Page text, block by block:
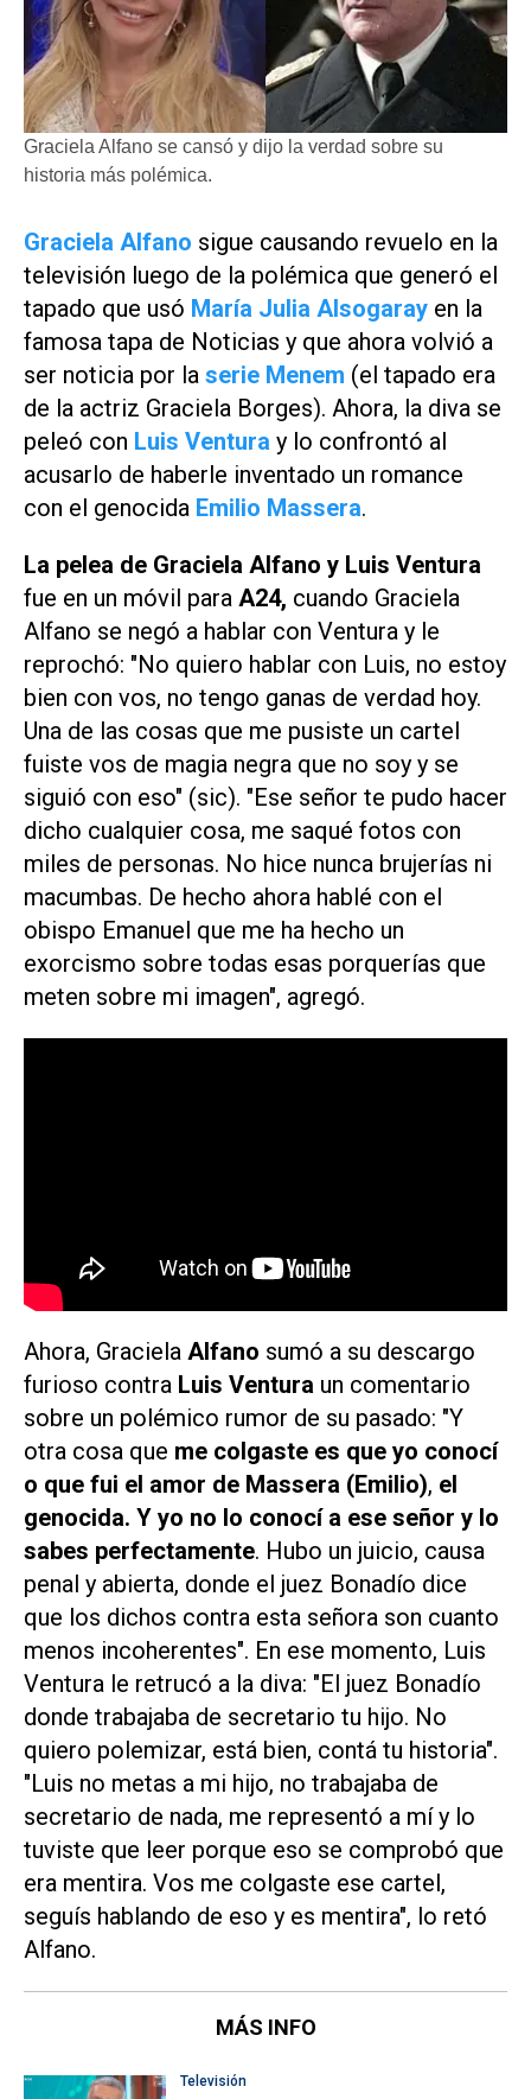
Graciela Alfano se cansó y dijo la verdad sobre su
historia más polémica.
Graciela Alfano sigue causando revuelo en la
televisión luego de la polémica que generó el
tapado que usó María Julia Alsogaray en la
famosa tapa de Noticias y que ahora volvió a
ser noticia por la serie Menem (el tapado era
de la actriz Graciela Borges). Ahora, la diva se
peleó con Luis Ventura y lo confrontó al
acusarlo de haberle inventado un romance
con el genocida Emilio Massera.
La pelea de Graciela Alfano y Luis Ventura
fue en un móvil para A24, cuando Graciela
Alfano se negó a hablar con Ventura y le
reprochó: "No quiero hablar con Luis, no estoy
bien con vos, no tengo ganas de verdad hoy.
Una de las cosas que me pusiste un cartel
fuiste vos de magia negra que no soy y se
siguió con eso" (sic). "Ese señor te pudo hacer
dicho cualquier cosa, me saqué fotos con
miles de personas. No hice nunca brujerías ni
macumbas. De hecho ahora hablé con el
obispo Emanuel que me ha hecho un
exorcismo sobre todas esas porquerías que
meten sobre mi imagen", agregó.
Ahora, Graciela Alfano sumó a su descargo
furioso contra Luis Ventura un comentario
sobre un polémico rumor de su pasado: "Y
otra cosa que me colgaste es que yo conocí
o que fui el amor de Massera (Emilio), el
genocida. Y yo no lo conocí a ese señor y lo
sabes perfectamente. Hubo un juicio, causa
penal y abierta, donde el juez Bonadío dice
que los dichos contra esta señora son cuanto
menos incoherentes". En ese momento, Luis
Ventura le retrucó a la diva: "El juez Bonadío
donde trabajaba de secretario tu hijo. No
quiero polemizar, está bien, contá tu historia".
"Luis no metas a mi hijo, no trabajaba de
secretario de nada, me representó a mí y lo
tuviste que leer porque eso se comprobó que
era mentira. Vos me colgaste ese cartel,
seguís hablando de eso y es mentira", lo retó
Alfano.
MÁS INFO
Televisión